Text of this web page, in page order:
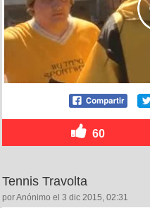
60
Tennis Travolta
por Anónimo el 3 dic 2015, 02:31